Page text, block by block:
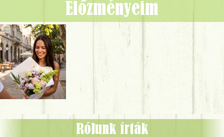
Előzményeim
Rólunk írták